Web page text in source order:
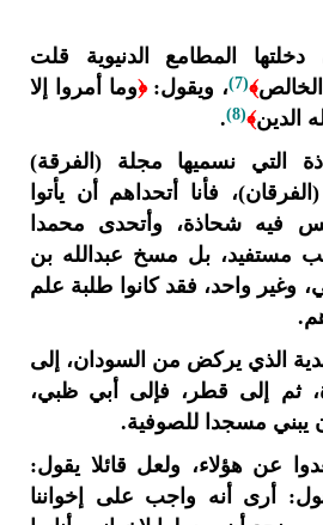
المطامع الدنيوية قلت
الخالص﴾(7) ، ويقول:﴿وما أمروا إلا
الدين﴾(8)
.
التي نسميها مجلة (الفرقة)
فأنا أتحداهم أن يأتوا
فيه شحاذة، وأتحدى محمدا
مستفيد، بل مسخ عبدالله بن
وغير واحد، فقد كانوا طلبة علم
الذي يركض من السودان، إلى
ثم إلى قطر، فإلى أبي ظبي،
يبني مسجدا للصوفية.
عن هؤلاء، ولعل قائلا يقول:
أرى أنه واجب على إخواننا